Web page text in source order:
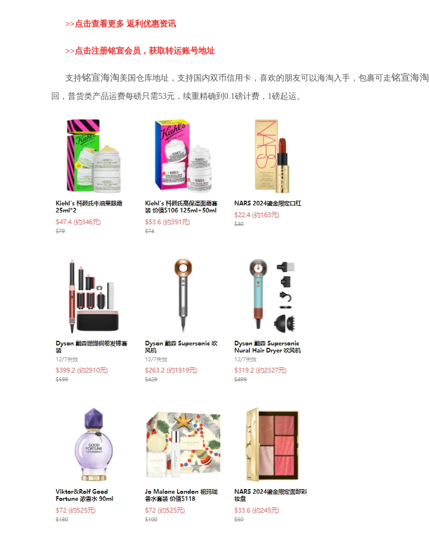
>>点击查看更多 返利优惠资讯
>>点击注册铭宣会员，获取转运账号地址
支持铭宣海淘美国仓库地址，支持国内双币信用卡，喜欢的朋友可以海淘入手，包裹可走铭宣海淘
回，普货类产品运费每磅只需53元，续重精确到0.1磅计费，1磅起运。